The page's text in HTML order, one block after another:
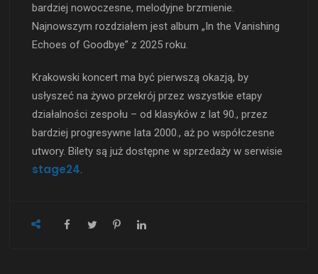
bardziej nowoczesne, melodyjne brzmienie.
Najnowszym rozdziałem jest album „In the Vanishing
Echoes of Goodbye” z 2025 roku.
Krakowski koncert ma być pierwszą okazją, by
usłyszeć na żywo przekrój przez wszystkie etapy
działalności zespołu – od klasyków z lat 90., przez
bardziej progresywne lata 2000., aż po współczesne
utwory. Bilety są już dostępne w sprzedaży w serwisie
stage24.